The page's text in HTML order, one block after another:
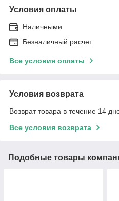
Условия оплаты
Наличными
Безналичный расчет
Все условия оплаты
Условия возврата
Возврат товара в течение 14
Все условия возврата
Подобные товары